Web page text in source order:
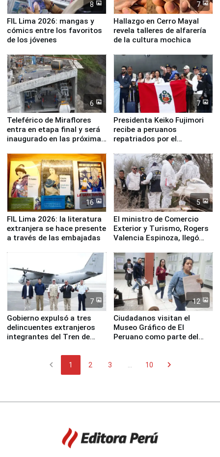
8
FIL Lima 2026: mangas y
cómics entre los favoritos
de los jóvenes
7
Hallazgo en Cerro Mayal
revela talleres de alfarería
de la cultura mochica
6
Teleférico de Miraflores
entra en etapa final y será
inaugurado en las próximas
7
Presidenta Keiko Fujimori
recibe a peruanos
repatriados por el
16
FIL Lima 2026: la literatura
extranjera se hace presente
a través de las embajadas
5
El ministro de Comercio
Exterior y Turismo, Rogers
Valencia Espinoza, llegó
Nasca
7
Gobierno expulsó a tres
delincuentes extranjeros
integrantes del Tren de
12
Ciudadanos visitan el
Museo Gráfico de El
Peruano como parte del
chevron_left 1 2 3 ... 10 chevron_right